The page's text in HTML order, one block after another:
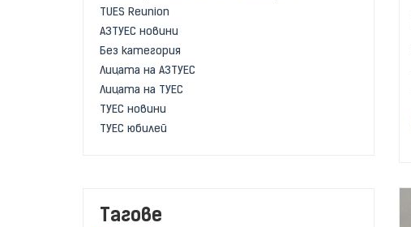
TUES Reunion
АЗТУЕС новини
Без категория
Лицата на АЗТУЕС
Лицата на ТУЕС
ТУЕС новини
ТУЕС юбилей
Тагове